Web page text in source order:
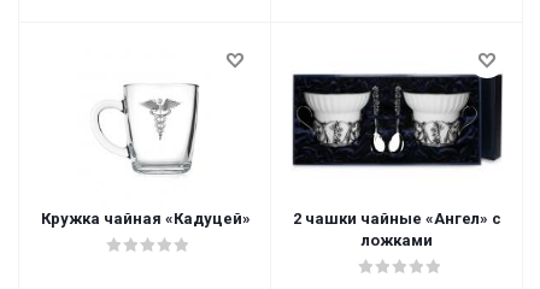
Кружка чайная «Кадуцей»
2 чашки чайные «Ангел» с
ложками